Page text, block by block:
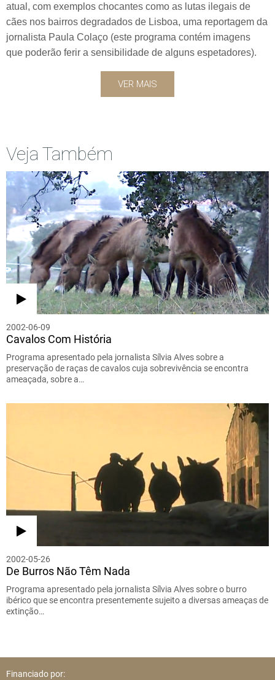
atual, com exemplos chocantes como as lutas ilegais de
cães nos bairros degradados de Lisboa, uma reportagem da
jornalista Paula Colaço (este programa contém imagens
que poderão ferir a sensibilidade de alguns espetadores).
VER MAIS
Veja Também
2002-06-09
Cavalos Com História
Programa apresentado pela jornalista Sílvia Alves sobre a
preservação de raças de cavalos cuja sobrevivência se encontra
ameaçada, sobre a…
2002-05-26
De Burros Não Têm Nada
Programa apresentado pela jornalista Sílvia Alves sobre o burro
ibérico que se encontra presentemente sujeito a diversas ameaças de
extinção…
Financiado por: